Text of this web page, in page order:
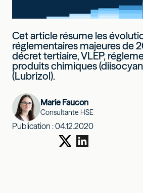
Cet article résume les
réglementaires majeures de
décret tertiaire, VLEP,
produits chimiques
(Lubrizol).
Marie Faucon
Consultante HSE
Publication :04.12.2020